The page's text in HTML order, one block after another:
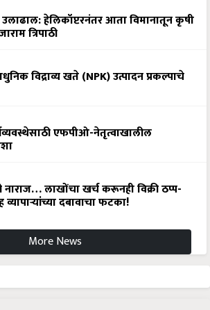
हेलिकॉप्टरनंतर आता विमानातून कृषी
त्रिपाठी
विद्राव्य खते (NPK) उत्पादन प्रकल्पाचे
एफपीओ-नेतृत्वाखालील
लाखोंचा खर्च करूनही विक्री ठप्प-
व्यापाऱ्यांच्या दबावाचा फटका!
More News